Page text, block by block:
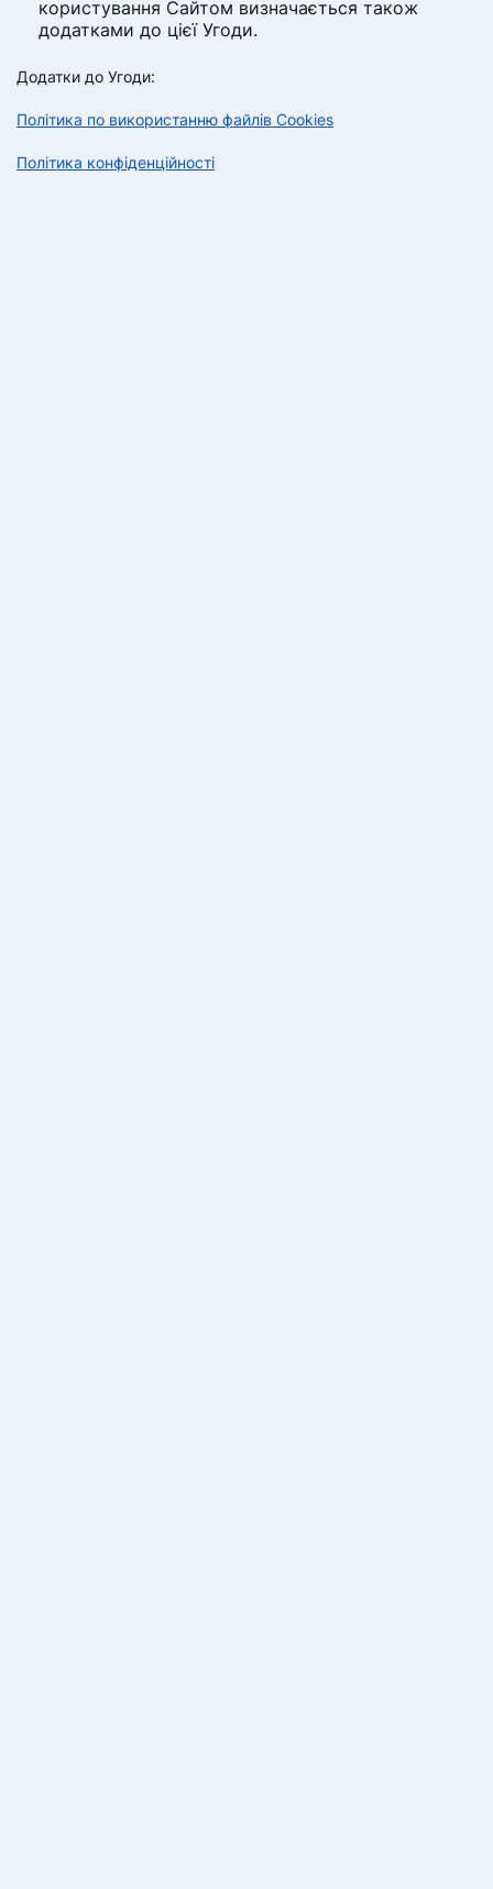
користування Сайтом визначається також
додатками до цієї Угоди.
Додатки до Угоди:
Політика по використанню файлів Cookies
Політика конфіденційності